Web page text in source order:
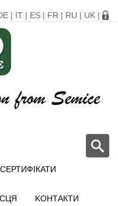
| IT | ES | FR | RU | UK |
СЕРТИФІКАТИ
KОНТАКТИ